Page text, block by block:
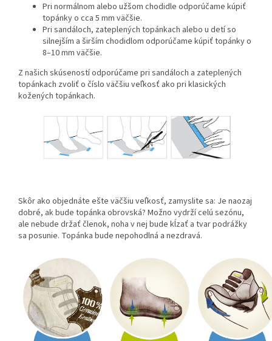
Pri normálnom alebo užšom chodidle odporúčame kúpiť
topánky o cca 5 mm väčšie.
Pri sandáloch, zateplených topánkach alebo u detí so
silnejším a širším chodidlom odporúčame kúpiť topánky o
8–10 mm väčšie.
Z našich skúseností odporúčame pri sandáloch a zateplených
topánkach zvoliť o číslo väčšiu veľkosť ako pri klasických
kožených topánkach.
Skôr ako objednáte ešte väčšiu veľkosť, zamyslite sa: Je naozaj
dobré, ak bude topánka obrovská? Možno vydrží celú sezónu,
ale nebude držať členok, noha v nej bude kĺzať a tvar podrážky
sa posunie. Topánka bude nepohodlná a nezdravá.